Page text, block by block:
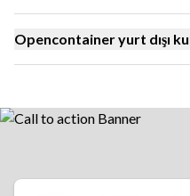
Opencontainer yurt dışı